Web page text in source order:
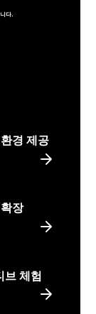
다.
경 제공
장
브 체험